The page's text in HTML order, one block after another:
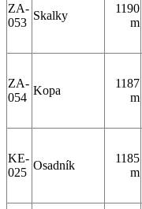
ZA-
053
Skalky
1190
m
ZA-
054
Kopa
1187
m
KE-
025
Osadník
1185
m